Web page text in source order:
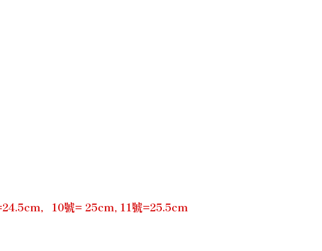
，10號= 25cm, 11號=25.5cm